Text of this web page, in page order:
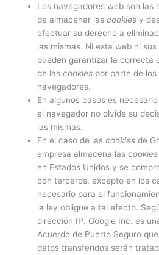
Los navegadores web son las
de almacenar lascookies y
efectuar su derecho a
las mismas. Ni esta web ni
pueden garantizar la correcta
de lascookies por parte de
navegadores.
En algunos casos es
el navegador no olvide su
las mismas.
En el caso de lascookies de
empresa almacena lascookies
en Estados Unidos y se
con terceros, excepto en los
necesario para el
la ley obligue a tal efecto.
dirección IP. Google Inc. es
Acuerdo de Puerto Seguro
datos transferidos serán